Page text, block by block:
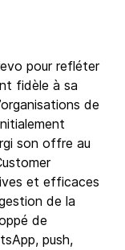
pour refléter
fidèle à sa
de
son offre au
et efficaces
de la
de
push,